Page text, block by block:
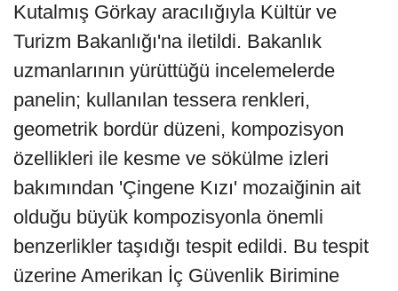
Kutalmış Görkay aracılığıyla Kültür ve
Turizm Bakanlığı'na iletildi. Bakanlık
uzmanlarının yürüttüğü incelemelerde
panelin; kullanılan tessera renkleri,
geometrik bordür düzeni, kompozisyon
özellikleri ile kesme ve sökülme izleri
bakımından 'Çingene Kızı' mozaiğinin ait
olduğu büyük kompozisyonla önemli
benzerlikler taşıdığı tespit edildi. Bu tespit
üzerine Amerikan İç Güvenlik Birimine